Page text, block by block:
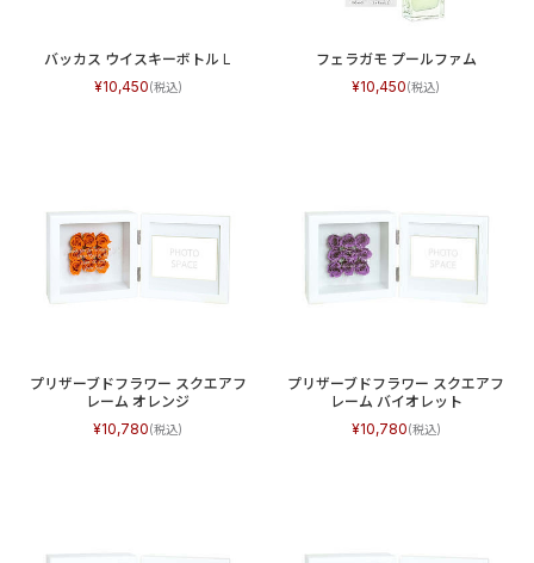
バッカス ウイスキーボトル L
10,450
フェラガモ プールファム
10,450
プリザーブドフラワー スクエアフ
レーム オレンジ
10,780
プリザーブドフラワー スクエアフ
レーム バイオレット
10,780